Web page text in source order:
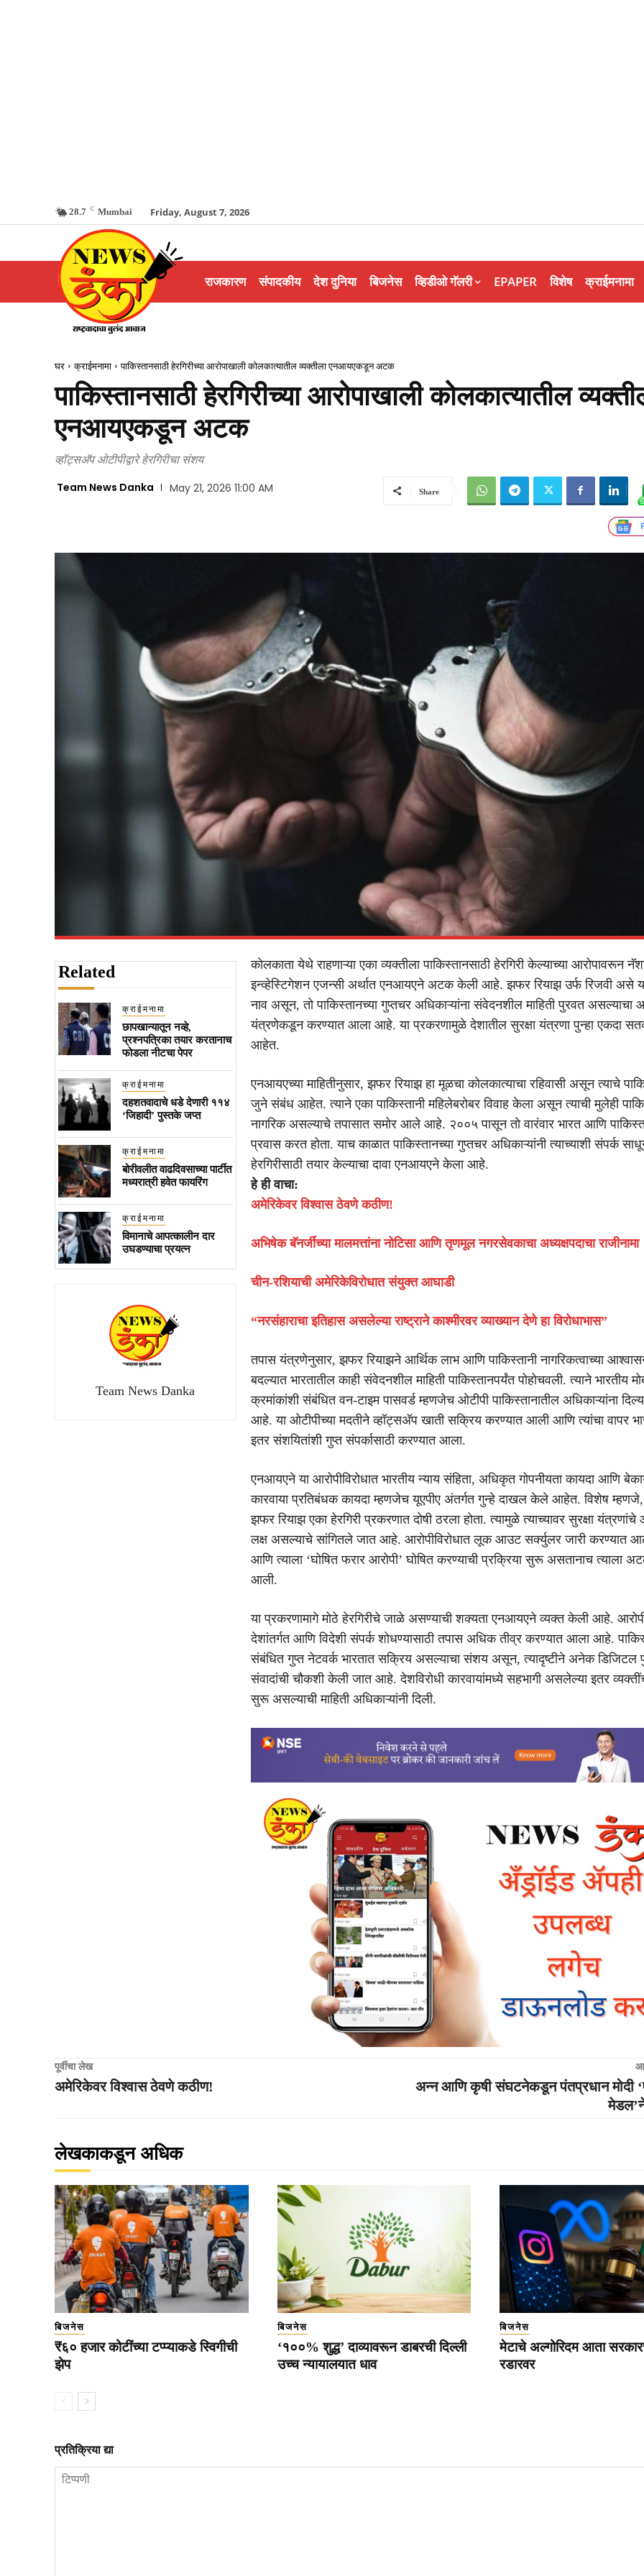
28.7 C Mumbai Friday, August 7, 2026
राजकारण संपादकीय देश दुनिया बिजनेस व्हिडीओ गॅलरी EPAPER विशेष क्राईमनामा
घर क्राईमनामा पाकिस्तानसाठी हेरगिरीच्या आरोपाखाली कोलकात्यातील व्यक्तीला एनआयएकडून अटक
पाकिस्तानसाठी हेरगिरीच्या आरोपाखाली कोलकात्यातील
एनआयएकडून अटक
व्हॉट्सअ‍ॅप ओटीपीद्वारे हेरगिरीचा संशय
Team News Danka May 21, 2026 11:00 AM Share
Related
क्राईमनामा
छापखान्यातून नव्हे,
प्रश्नपत्रिका तयार करतानाच
फोडला नीटचा पेपर
क्राईमनामा
दहशतवादाचे धडे देणारी ११४
‘जिहादी’ पुस्तके जप्त
क्राईमनामा
बोरीवलीत वाढदिवसाच्या पार्टीत
मध्यरात्री हवेत फायरिंग
क्राईमनामा
विमानाचे आपत्कालीन दार
उघडण्याचा प्रयत्न
Team News Danka
कोलकाता येथे राहणाऱ्या एका व्यक्तीला पाकिस्तानसाठी हेरगिरी केल्याच्या आरोपावरून
इन्व्हेस्टिगेशन एजन्सी अर्थात एनआयएने अटक केली आहे. झफर रियाझ उर्फ रिजवी असे
नाव असून, तो पाकिस्तानच्या गुप्तचर अधिकाऱ्यांना संवेदनशील माहिती पुरवत असल्याचा
यंत्रणेकडून करण्यात आला आहे. या प्रकरणामुळे देशातील सुरक्षा यंत्रणा पुन्हा एकदा
आहेत.
एनआयएच्या माहितीनुसार, झफर रियाझ हा मूळचा कोलकात्याचा रहिवासी असून त्याचे
जुने संबंध आहेत. त्याने एका पाकिस्तानी महिलेबरोबर विवाह केला असून त्याची मुलेही
नागरिक असल्याचे तपासात समोर आले आहे. २००५ पासून तो वारंवार भारत आणि
प्रवास करत होता. याच काळात पाकिस्तानच्या गुप्तचर अधिकाऱ्यांनी त्याच्याशी संपर्क
हेरगिरीसाठी तयार केल्याचा दावा एनआयएने केला आहे.
हे ही वाचा:
अमेरिकेवर विश्वास ठेवणे कठीण!
अभिषेक बॅनर्जींच्या मालमत्तांना नोटिसा आणि तृणमूल नगरसेवकाचा अध्यक्षपदाचा राजीनामा
चीन-रशियाची अमेरिकेविरोधात संयुक्त आघाडी
“नरसंहाराचा इतिहास असलेल्या राष्ट्राने काश्मीरवर व्याख्यान देणे हा विरोधाभास”
तपास यंत्रणेनुसार, झफर रियाझने आर्थिक लाभ आणि पाकिस्तानी नागरिकत्वाच्या
बदल्यात भारतातील काही संवेदनशील माहिती पाकिस्तानपर्यंत पोहोचवली. त्याने भारतीय
क्रमांकांशी संबंधित वन-टाइम पासवर्ड म्हणजेच ओटीपी पाकिस्तानातील अधिकाऱ्यांना
आहे. या ओटीपीच्या मदतीने व्हॉट्सअ‍ॅप खाती सक्रिय करण्यात आली आणि त्यांचा वापर
इतर संशयितांशी गुप्त संपर्कासाठी करण्यात आला.
एनआयएने या आरोपीविरोधात भारतीय न्याय संहिता, अधिकृत गोपनीयता कायदा आणि
कारवाया प्रतिबंधक कायदा म्हणजेच यूएपीए अंतर्गत गुन्हे दाखल केले आहेत. विशेष म्हणजे,
झफर रियाझ एका हेरगिरी प्रकरणात दोषी ठरला होता. त्यामुळे त्याच्यावर सुरक्षा
लक्ष असल्याचे सांगितले जात आहे. आरोपीविरोधात लूक आउट सर्क्युलर जारी करण्यात
आणि त्याला ‘घोषित फरार आरोपी’ घोषित करण्याची प्रक्रिया सुरू असतानाच त्याला
आली.
या प्रकरणामागे मोठे हेरगिरीचे जाळे असण्याची शक्यता एनआयएने व्यक्त केली आहे.
देशांतर्गत आणि विदेशी संपर्क शोधण्यासाठी तपास अधिक तीव्र करण्यात आला आहे.
संबंधित गुप्त नेटवर्क भारतात सक्रिय असल्याचा संशय असून, त्यादृष्टीने अनेक डिजिटल
संवादांची चौकशी केली जात आहे. देशविरोधी कारवायांमध्ये सहभागी असलेल्या इतर
सुरू असल्याची माहिती अधिकाऱ्यांनी दिली.
पूर्वीचा लेख
अमेरिकेवर विश्वास ठेवणे कठीण!
अन्न आणि कृषी संघटनेकडून पंतप्रधान मोदी
लेखकाकडून अधिक
बिजनेस
₹६० हजार कोटींच्या टप्प्याकडे स्विगीची
झेप
बिजनेस
‘१००% शुद्ध’ दाव्यावरून डाबरची दिल्ली
उच्च न्यायालयात धाव
बिजनेस
मेटाचे अल्गोरिदम आता
रडारवर
प्रतिक्रिया द्या